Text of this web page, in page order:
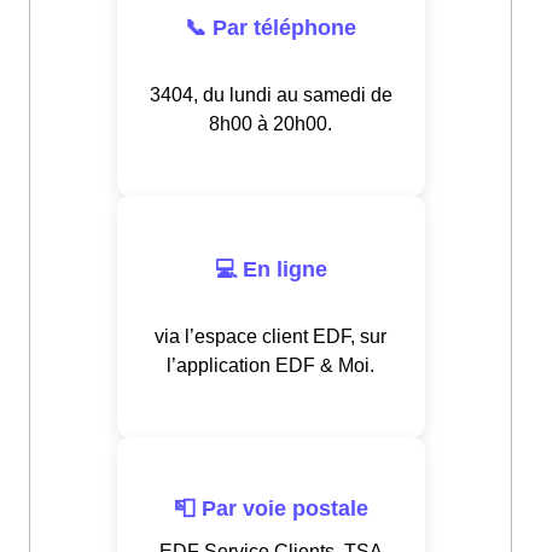
📞 Par téléphone
3404, du lundi au samedi de
8h00 à 20h00.
💻 En ligne
via l’espace client EDF, sur
l’application EDF & Moi.
📮 Par voie postale